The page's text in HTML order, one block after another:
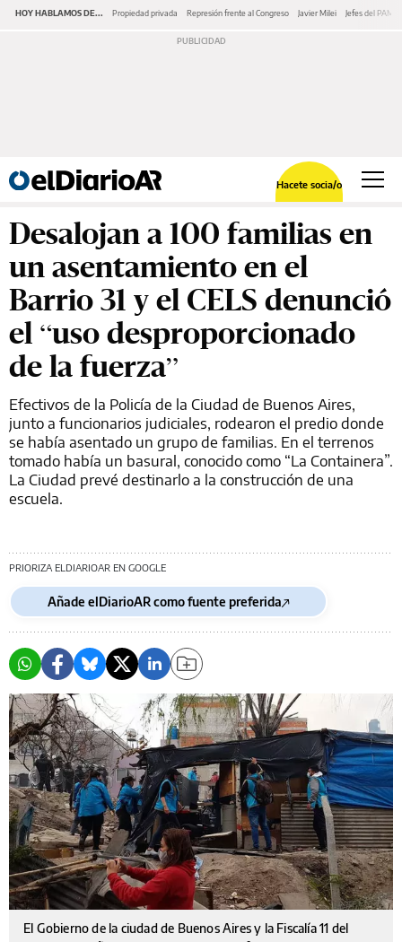
HOY HABLAMOS DE... Propiedad privada Represión frente al Congreso Javier Milei Jefes del PAMI
Hacete socia/o
Desalojan a 100 familias en
un asentamiento en el
Barrio 31 y el CELS denunció
el “uso desproporcionado
de la fuerza”
Efectivos de la Policía de la Ciudad de Buenos Aires,
junto a funcionarios judiciales, rodearon el predio donde
se había asentado un grupo de familias. En el terrenos
tomado había un basural, conocido como “La Containera”.
La Ciudad prevé destinarlo a la construcción de una
escuela.
PRIORIZA ELDIARIOAR EN GOOGLE
Añade elDiarioAR como fuente preferida
El Gobierno de la ciudad de Buenos Aires y la Fiscalía 11 del